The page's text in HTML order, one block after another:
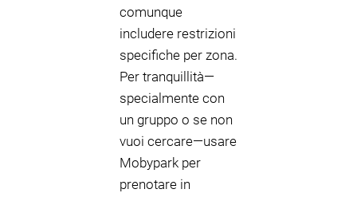
comunque
includere restrizioni
specifiche per zona.
Per tranquillità—
specialmente con
un gruppo o se non
vuoi cercare—usare
Mobypark per
prenotare in